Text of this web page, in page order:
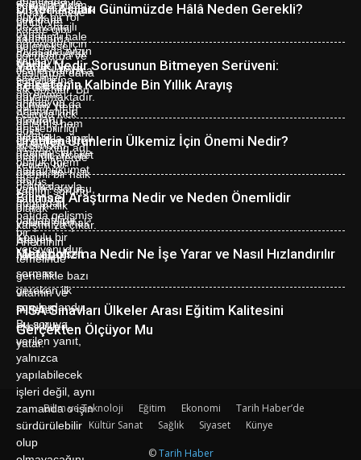
Difteri Aşıları Günümüzde Hâlâ Neden Gerekli?
Varlık Nedir Sorusunun Bitmeyen Serüveni:
Felsefenin Kalbinde Bin Yıllık Arayış
Üretilen Ürünlerin Ülkemiz İçin Önemi Nedir?
Bilimsel Araştırma Nedir ve Neden Önemlidir
Metabolizma Nedir Ne İşe Yarar ve Nasıl Hızlandırılır
PISA Sınavları Ülkeler Arası Eğitim Kalitesini
Gerçekten Ölçüyor Mu
Bilim ve Teknoloji Eğitim Ekonomi
Tarih Haber’de
Kültür Sanat
Sağlık Siyaset Künye
©Tarih Haber